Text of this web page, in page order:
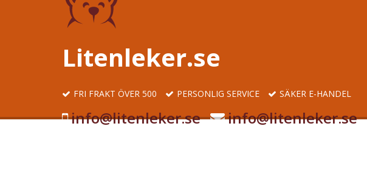
Litenleker.se
FRI FRAKT ÖVER 500 PERSONLIG SERVICE SÄKER E-HANDEL
info@litenleker.se info@litenleker.se